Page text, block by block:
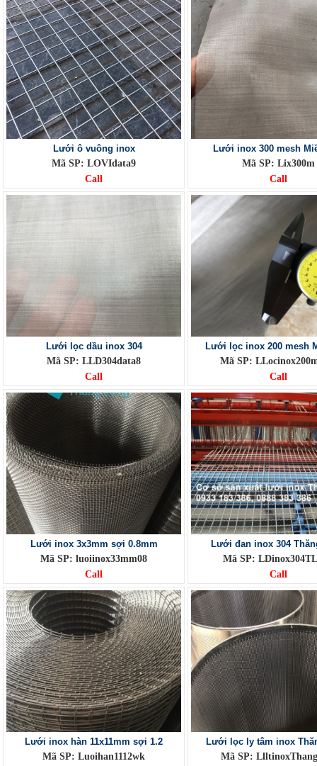
Lưới ô vuông inox
Mã SP: LOVIdata9
Call
Lưới inox 300 mesh
Mã SP: Lix300m
Call
Lưới lọc dầu inox 304
Mã SP: LLD304data8
Call
Lưới lọc inox 200 mesh
Mã SP:
Call
Lưới inox 3x3mm sợi 0.8mm
Mã SP: luoiinox33mm08
Call
Lưới đan inox 304
Mã SP:
Call
Lưới inox hàn 11x11mm sợi 1.2
Mã SP: Luoihan1112wk
Lưới lọc ly tâm inox
Mã SP: